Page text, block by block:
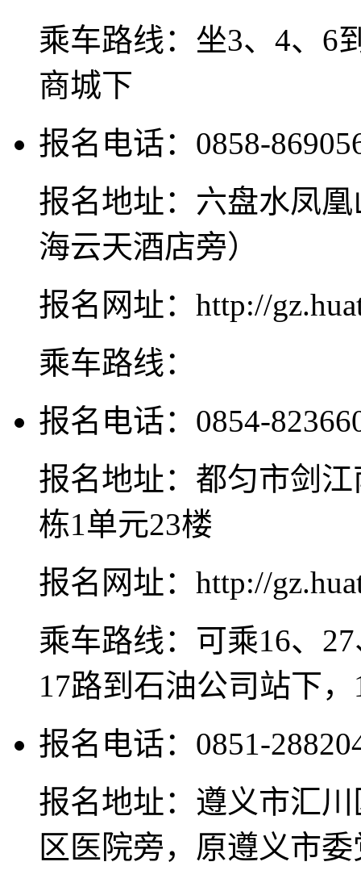
乘车路线：坐3、4、6
商城下
报名电话：0858-
报名地址：六盘水凤
海云天酒店旁）
报名网址：http://
乘车路线：
报名电话：0854-
报名地址：都匀市剑
栋1单元23楼
报名网址：http://
乘车路线：可乘16、
17路到石油公司站下
报名电话：0851-
报名地址：遵义市汇
区医院旁，原遵义市